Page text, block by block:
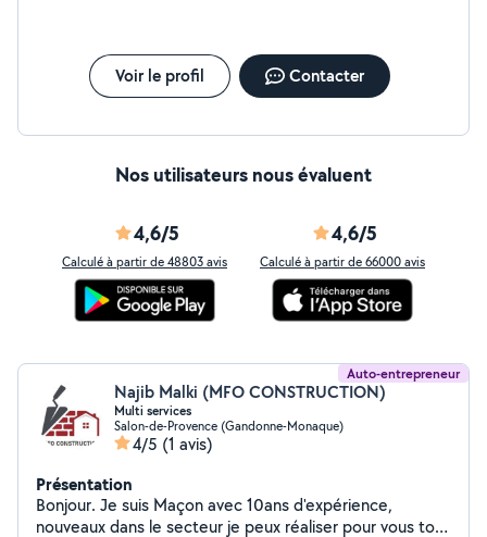
Voir le profil Contacter
Nos utilisateurs nous évaluent
4,6/5
Calculé à partir de 48803 avis
4,6/5
Calculé à partir de 66000 avis
Auto-entrepreneur
Najib Malki (MFO CONSTRUCTION)
Multi services
Salon-de-Provence (Gandonne-Monaque)
4/5 (1 avis)
Présentation
Bonjour. Je suis Maçon avec 10ans d'expérience,
nouveaux dans le secteur je peux réaliser pour vous tout